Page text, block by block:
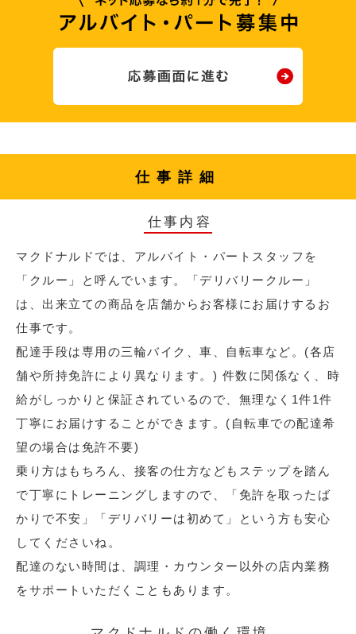
仕事詳細
仕事内容
マクドナルドでは、アルバイト・パートスタッフを
「クルー」と呼んでいます。「デリバリークルー」
は、出来立ての商品を店舗からお客様にお届けするお
仕事です。
配達手段は専用の三輪バイク、車、自転車など。(各店
舗や所持免許により異なります。) 件数に関係なく、時
給がしっかりと保証されているので、無理なく1件1件
丁寧にお届けすることができます。(自転車での配達希
望の場合は免許不要)
乗り方はもちろん、接客の仕方などもステップを踏ん
で丁寧にトレーニングしますので、「免許を取ったば
かりで不安」「デリバリーは初めて」という方も安心
してくださいね。
配達のない時間は、調理・カウンター以外の店内業務
をサポートいただくこともあります。